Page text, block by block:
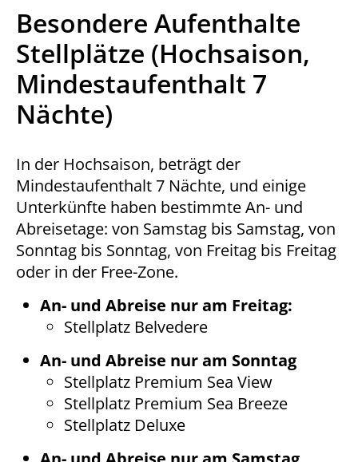
Besondere Aufenthalte
Stellplätze (Hochsaison,
Mindestaufenthalt 7
Nächte)
In der Hochsaison, beträgt der
Mindestaufenthalt 7 Nächte, und einige
Unterkünfte haben bestimmte An- und
Abreisetage: von Samstag bis Samstag, von
Sonntag bis Sonntag, von Freitag bis Freitag
oder in der Free-Zone.
An- und Abreise nur am Freitag:
Stellplatz Belvedere
An- und Abreise nur am Sonntag
Stellplatz Premium Sea View
Stellplatz Premium Sea Breeze
Stellplatz Deluxe